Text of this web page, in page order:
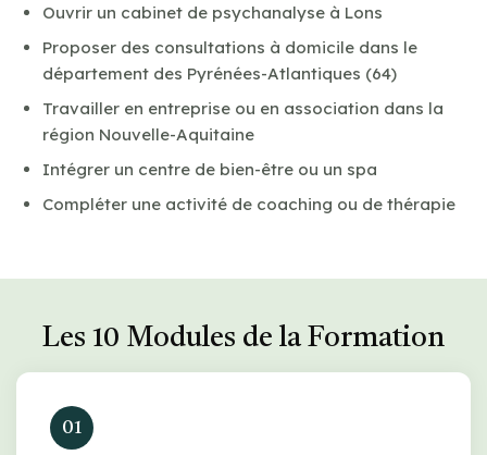
Ouvrir un cabinet de psychanalyse à Lons
Proposer des consultations à domicile dans le
département des Pyrénées-Atlantiques (64)
Travailler en entreprise ou en association dans la
région Nouvelle-Aquitaine
Intégrer un centre de bien-être ou un spa
Compléter une activité de coaching ou de thérapie
Les 10 Modules de la Formation
01